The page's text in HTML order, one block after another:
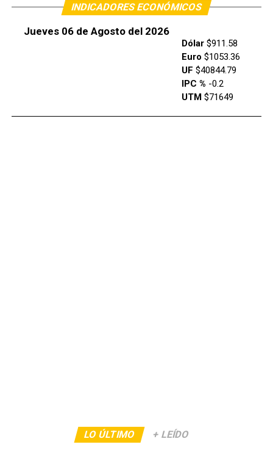
INDICADORES ECONÓMICOS
Jueves 06 de Agosto del 2026
Dólar$911.58
Euro $1053.36
UF $40844.79
IPC % -0.2
UTM$71649
LO ÚLTIMO + LEÍDO